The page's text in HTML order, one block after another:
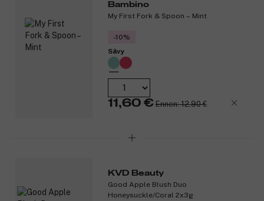
Bambino
My First Fork & Spoon – Mint
-10%
Sävy
11,60 € Ennen: 12,90 €
KVD Beauty
Good Apple Blush Duo
Honeysuckle/Coral 2x3g